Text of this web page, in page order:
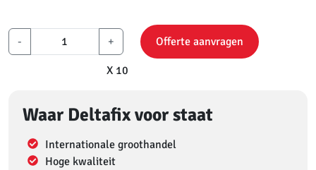
- +
X 10
Offerte aanvragen
Waar Deltafix voor staat
Internationale groothandel
Hoge kwaliteit